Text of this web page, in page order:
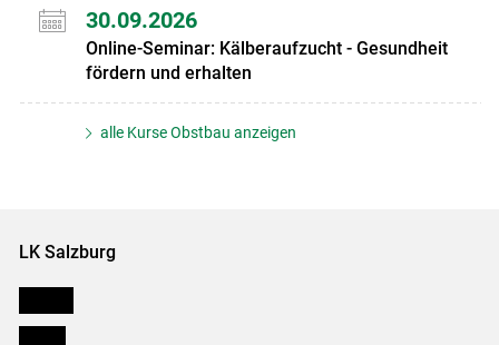
30.09.2026
Online-Seminar: Kälberaufzucht - Gesundheit
fördern und erhalten
alle Kurse Obstbau anzeigen
LK Salzburg